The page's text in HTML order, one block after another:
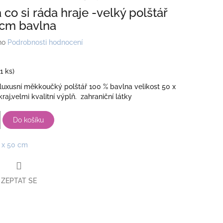
co si ráda hraje -velký polštář
bavlna
Podrobnosti hodnocení
ks)
měkkoučký polštář 100 % bavlna velikost 50 x
kvalitní výplň. zahraniční látky
Do košíku
x 50 cm
ZEPTAT SE